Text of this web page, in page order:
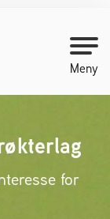
Meny
for